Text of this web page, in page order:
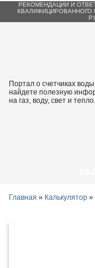
РЕКОМЕНДАЦИИ И
КВАЛИФИЦИРОВАННОГО
Портал о счетчиках
найдете полезную
на газ, воду, свет и тепло.
Главная » Калькулятор »